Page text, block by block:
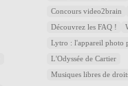
Concours video2brain
Découvrez les FAQ !
Lytro : l'appareil photo
L'Odyssée de Cartier
Musiques libres de